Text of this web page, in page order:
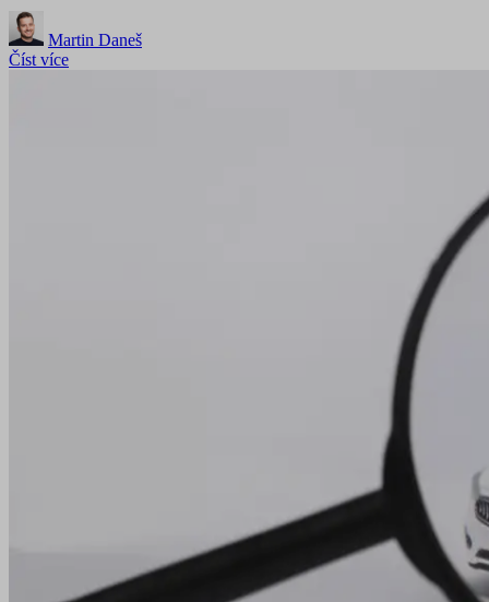
Martin Daneš
Číst více